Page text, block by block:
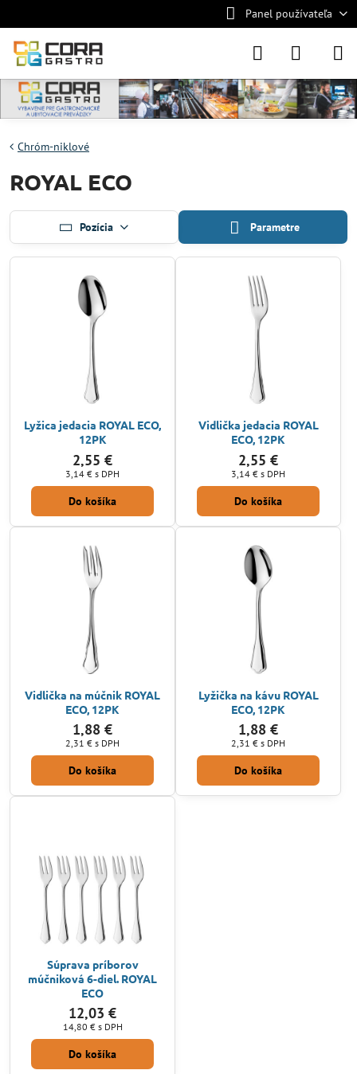
Panel používateľa
Chróm-niklové
ROYAL ECO
Pozícia Parametre
Lyžica jedacia ROYAL ECO,
12PK
2,55 €
3,14 € s DPH
Do košíka
Vidlička jedacia ROYAL
ECO, 12PK
2,55 €
3,14 € s DPH
Do košíka
Vidlička na múčnik ROYAL
ECO, 12PK
1,88 €
2,31 € s DPH
Do košíka
Lyžička na kávu ROYAL
ECO, 12PK
1,88 €
2,31 € s DPH
Do košíka
Súprava príborov
múčniková 6-diel. ROYAL
ECO
12,03 €
14,80 € s DPH
Do košíka